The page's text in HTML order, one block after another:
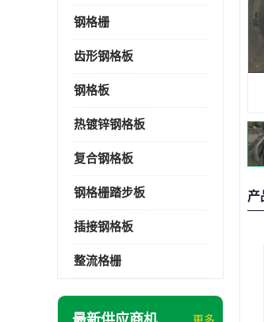
钢格栅
齿形钢格板
钢格板
热镀锌钢格板
复合钢格板
钢格栅踏步板
插接钢格板
整流格栅
产